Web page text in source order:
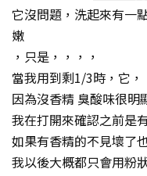
它沒問題，洗起來有一
嫩
，只是，，，，
當我用到剩1/3時，它
因為沒香精 臭酸味很明
我在打開來確認之前是
如果有香精的不見壞了
我以後大概都只會用粉